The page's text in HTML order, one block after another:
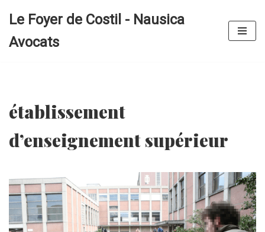
au
Le Foyer de Costil - Nausica
Avocats
établissement
d’enseignement supérieur